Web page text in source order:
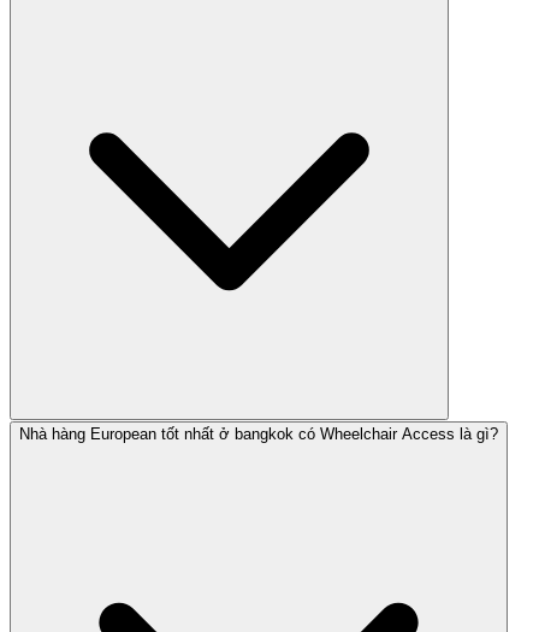
Nhà hàng European tốt nhất ở bangkok có Wheelchair Access là gì?